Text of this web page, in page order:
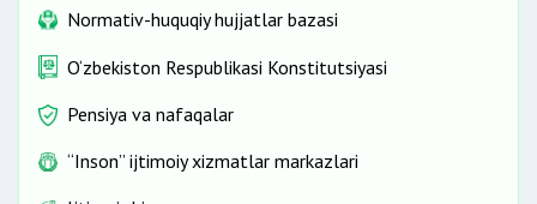
Normativ-huquqiy hujjatlar bazasi
O‘zbekiston Respublikasi Konstitutsiyasi
Pensiya va nafaqalar
“Inson” ijtimoiy xizmatlar markazlari